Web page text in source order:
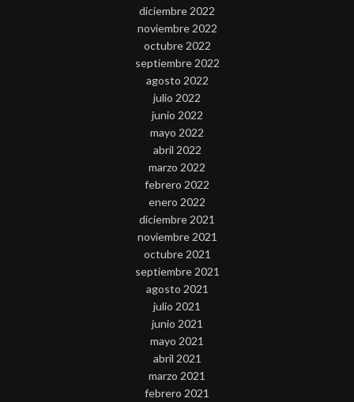
diciembre 2022
noviembre 2022
octubre 2022
septiembre 2022
agosto 2022
julio 2022
junio 2022
mayo 2022
abril 2022
marzo 2022
febrero 2022
enero 2022
diciembre 2021
noviembre 2021
octubre 2021
septiembre 2021
agosto 2021
julio 2021
junio 2021
mayo 2021
abril 2021
marzo 2021
febrero 2021